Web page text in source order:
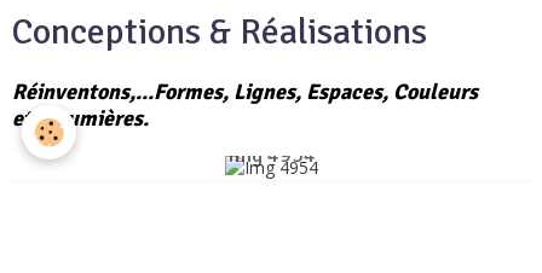
Conceptions & Réalisations
Réinventons,...Formes, Lignes, Espaces, Couleurs
et,...Lumières.
Img 4954